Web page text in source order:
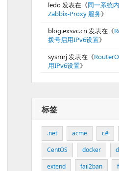
ledo发表在《同一系统
Zabbix-Proxy 服务》
blog.exsvc.cn 发表在《
拨号启用IPv6设置》
sysmrj发表在《
用IPv6设置》
标签
.net acme c#
CentOS
docker
extend
fail2ban